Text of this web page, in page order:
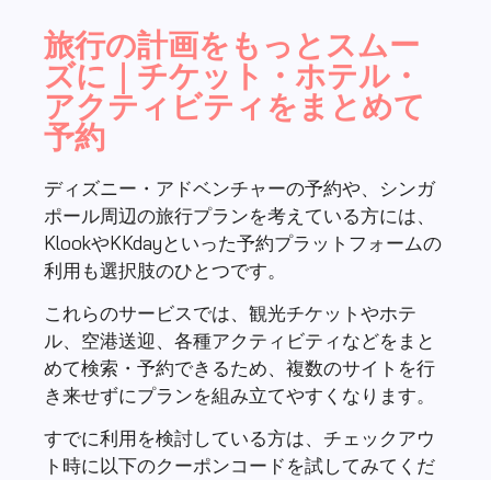
旅行の計画をもっとスムー
ズに｜チケット・ホテル・
アクティビティをまとめて
予約
ディズニー・アドベンチャーの予約や、シンガ
ポール周辺の旅行プランを考えている方には、
KlookやKKdayといった予約プラットフォームの
利用も選択肢のひとつです。
これらのサービスでは、観光チケットやホテ
ル、空港送迎、各種アクティビティなどをまと
めて検索・予約できるため、複数のサイトを行
き来せずにプランを組み立てやすくなります。
すでに利用を検討している方は、チェックアウ
ト時に以下のクーポンコードを試してみてくだ